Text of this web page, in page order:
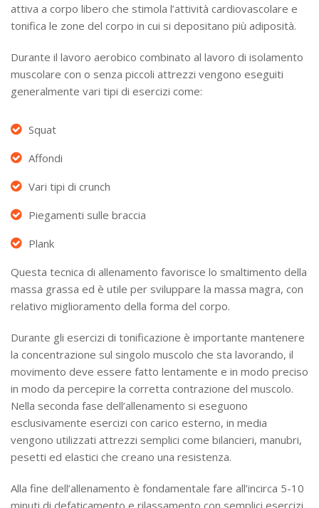
attiva a corpo libero che stimola l’attività cardiovascolare e
tonifica le zone del corpo in cui si depositano più adiposità.
Durante il lavoro aerobico combinato al lavoro di isolamento
muscolare con o senza piccoli attrezzi vengono eseguiti
generalmente vari tipi di esercizi come:
Squat
Affondi
Vari tipi di crunch
Piegamenti sulle braccia
Plank
Questa tecnica di allenamento favorisce lo smaltimento della
massa grassa ed è utile per sviluppare la massa magra, con
relativo miglioramento della forma del corpo.
Durante gli esercizi di tonificazione è importante mantenere
la concentrazione sul singolo muscolo che sta lavorando, il
movimento deve essere fatto lentamente e in modo preciso
in modo da percepire la corretta contrazione del muscolo.
Nella seconda fase dell’allenamento si eseguono
esclusivamente esercizi con carico esterno, in media
vengono utilizzati attrezzi semplici come bilancieri, manubri,
pesetti ed elastici che creano una resistenza.
Alla fine dell’allenamento è fondamentale fare all’incirca 5-10
minuti di defaticamento e rilassamento con semplici esercizi